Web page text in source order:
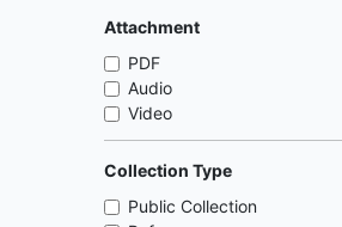
Attachment
PDF
Audio
Video
Collection Type
Public Collection